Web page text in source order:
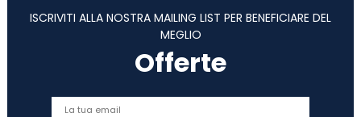
ISCRIVITI ALLA NOSTRA MAILING LIST PER BENEFICIARE DEL
MEGLIO
Offerte